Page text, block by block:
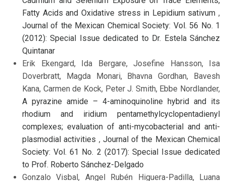
Fatty Acids and Oxidative stress in Lepidium sativum ,
Journal of the Mexican Chemical Society: Vol. 56 No. 1
(2012): Special Issue dedicated to Dr. Estela Sánchez
Quintanar
Erik Ekengard, Ida Bergare, Josefine Hansson, Isa
Doverbratt, Magda Monari, Bhavna Gordhan, Bavesh
Kana, Carmen de Kock, Peter J. Smith, Ebbe Nordlander,
A pyrazine amide – 4-aminoquinoline hybrid and its
rhodium and iridium pentamethylcyclopentadienyl
complexes; evaluation of anti-mycobacterial and anti-
plasmodial activities , Journal of the Mexican Chemical
Society: Vol. 61 No. 2 (2017): Special Issue dedicated
to Prof. Roberto Sánchez-Delgado
Gonzalo Visbal, Angel Rubén Higuera-Padilla, Luana